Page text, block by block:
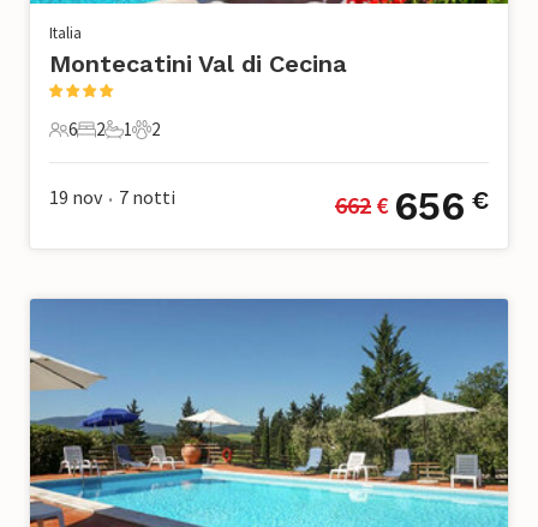
Italia
Montecatini Val di Cecina
6 Ospiti
6
2 Camere da letto
2
1 Bagno
1
2 Animali domestici
2
19 nov • 7 notti 662 € 656 €